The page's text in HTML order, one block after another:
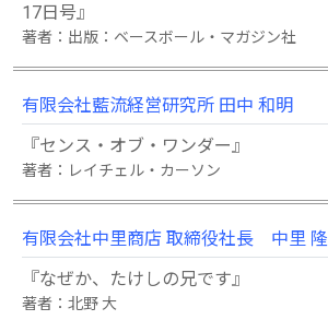
17日号』
著者：出版：ベースボール・マガジン社
有限会社藍流経営研究所 田中 和明
『センス・オブ・ワンダー』
著者：レイチェル・カーソン
有限会社中里商店 取締役社長 中里 隆
『なぜか、たけしの兄です』
著者：北野 大